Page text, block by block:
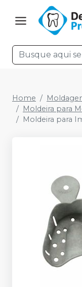
Home
Moldeira para
Moldeira para